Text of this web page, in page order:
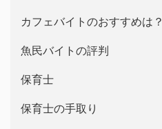
カフェバイトのおすすめは？
魚民バイトの評判
保育士
保育士の手取り